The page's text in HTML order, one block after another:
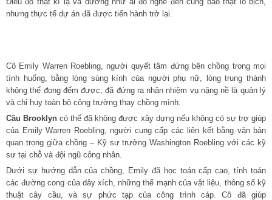
nhưng thực tế dự án đã được tiến hành trở lại.
Cô Emily Warren Roebling, người quyết tâm đứng bên chồng trong mọi
tình huống, bằng lòng sùng kính của người phụ nữ, lòng trung thành
không thể đong đếm được, đã đứng ra nhận nhiệm vụ nặng nề là quản lý
và chỉ huy toàn bộ công trường thay chồng mình.
Cầu Brooklyn có thể đã không được xây dựng nếu không có sự trợ giúp
của Emily Warren Roebling, người cung cấp các liên kết bằng văn bản
quan trọng giữa chồng – Kỹ sư trưởng Washington Roebling với các kỹ
sư tại chỗ và đội ngũ công nhân.
Dưới sự hướng dẫn của chồng, Emily đã học toán cấp cao, tính toán
các đường cong của dây xích, những thế mạnh của vật liệu, thông số kỹ
thuật cây cầu, và sự phức tạp của công trình cáp. Cô đã giúp